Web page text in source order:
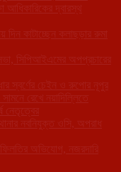
আধিকারিকের দ্বারস্থ
দিন কাটাচ্ছেন কলাছড়ার রুমা
সিপিআইএমের অপপ্রচারের
স্বর্ণের চেইন ও রুপোর নূপুর
রেখে নয়াদিল্লিতে
নেতৃত্বের
নবনিযুক্ত ওসি, অপরাধ
অভিযোগ, নজরদারি